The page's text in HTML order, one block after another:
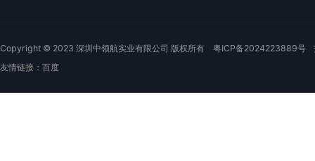
Copyright © 2023 深圳中领航实业有限公司 版权所有 粤ICP备2024223889号
友情链接： 百度